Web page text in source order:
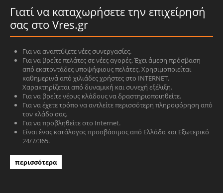
Γιατί να καταχωρήσετε την επιχείρησή
σας στο Vres.gr
Για να αναπτύξετε νέες συνεργασίες.
Για να βρείτε πελάτες σε νέες αγορές. Έχει άμεση πρόσβαση
από εκατοντάδες υποψήφιους πελάτες. Χρησιμοποιείται
καθημερινά από χιλιάδες χρήστες στο INTERNET.
Χαρακτηρίζεται από δυναμική και συνεχή εξέλιξη.
Για να βρείτε νέους κλάδους να δραστηριοποιηθείτε.
Για να έχετε τρόπο να αντλείτε περισσότερη πληροφόρηση από
τον κλάδο σας.
Για να προβληθείτε στο Internet.
Είναι ένας κατάλογος προσβάσιμος από Ελλάδα και Εξωτερικό
24/7/365.
περισσότερα